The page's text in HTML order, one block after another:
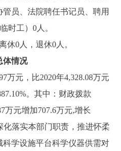
员、法院聘任书记员、聘用
时工）0人。
0人，退休0人。
情况
元，比2020年4,328.08万元
。其中：财政拨款
万元增加707.6万元,增长
化落实本部门职责，推进怀柔
学设施平台科学仪器供需对